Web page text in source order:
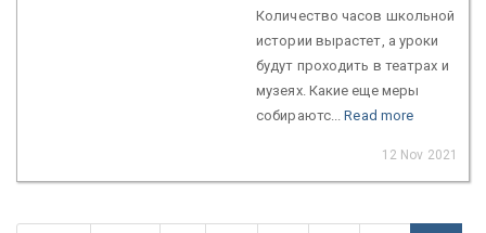
Количество часов школьной
истории вырастет, а уроки
будут проходить в театрах и
музеях. Какие еще меры
собираютс...Read more
12 Nov 2021